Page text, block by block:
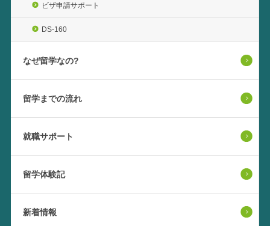
ビザ申請サポート
DS-160
なぜ留学なの?
留学までの流れ
就職サポート
留学体験記
新着情報